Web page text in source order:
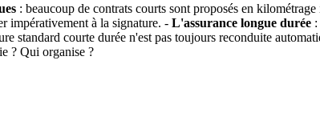
: beaucoup de contrats courts sont proposés en
impérativement à la signature. - L'assurance longue durée
standard courte durée n'est pas toujours reconduite
? Qui organise ?